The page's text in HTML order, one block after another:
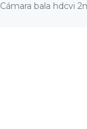
Cámara bala hdcvi